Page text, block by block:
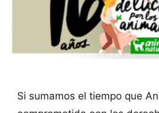
Si sumamos el tiempo que